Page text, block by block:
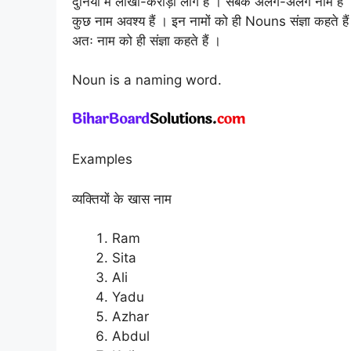
कुछ नाम अवश्य हैं । इन नामों को ही Nouns संज्ञा कहते
अतः नाम को ही संज्ञा कहते हैं ।
Noun is a naming word.
Examples
व्यक्तियों के खास नाम
Ram
Sita
Ali
Yadu
Azhar
Abdul